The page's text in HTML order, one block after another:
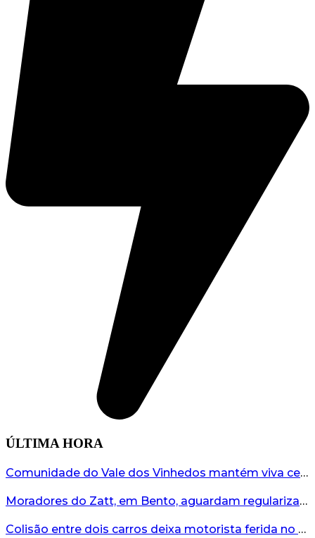
ÚLTIMA HORA
Comunidade do Vale dos Vinhedos mantém viva celebração de Nossa Senhora das Neves...
Moradores do Zatt, em Bento, aguardam regularização fundiária há décadas...
Colisão entre dois carros deixa motorista ferida no bairro Imigrante em Bento Gonçalves...